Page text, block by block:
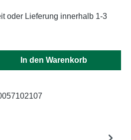
oder Lieferung innerhalb 1-3
den gewünschten
In den Warenkorb